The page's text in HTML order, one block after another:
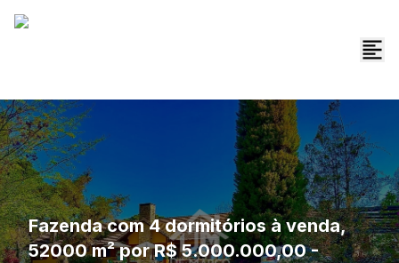
Fazenda com 4 dormitórios à venda,
52000 m² por R$ 5.000.000,00 -